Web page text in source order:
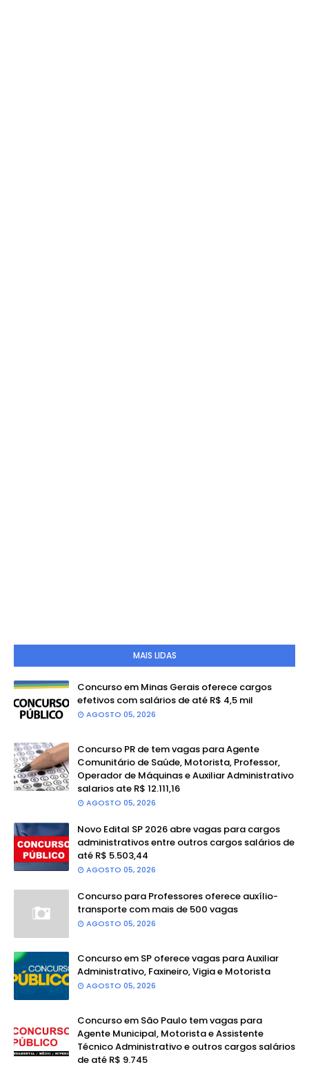
MAIS LIDAS
Concurso em Minas Gerais oferece cargos
efetivos com salários de até R$ 4,5 mil
AGOSTO 05, 2026
Concurso PR de tem vagas para Agente
Comunitário de Saúde, Motorista, Professor,
Operador de Máquinas e Auxiliar Administrativo
salarios ate R$ 12.111,16
AGOSTO 05, 2026
Novo Edital SP 2026 abre vagas para cargos
administrativos entre outros cargos salários de
até R$ 5.503,44
AGOSTO 05, 2026
Concurso para Professores oferece auxílio-
transporte com mais de 500 vagas
AGOSTO 05, 2026
Concurso em SP oferece vagas para Auxiliar
Administrativo, Faxineiro, Vigia e Motorista
AGOSTO 05, 2026
Concurso em São Paulo tem vagas para
Agente Municipal, Motorista e Assistente
Técnico Administrativo e outros cargos salários
de até R$ 9.745